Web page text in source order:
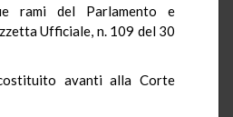
rami del Parlamento e
Ufficiale, n. 109 del 30
avanti alla Corte